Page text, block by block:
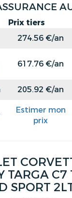
Prix tiers
274.56 €/an
617.76 €/an
205.92 €/an
Estimer mon
prix
TARGA C7
SPORT